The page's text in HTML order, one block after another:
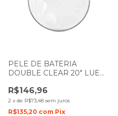
PELE DE BATERIA
DOUBLE CLEAR 20" LUEN
DUPLO
R$146,96
2 x de R$73,48 sem juros
R$135,20 com Pix